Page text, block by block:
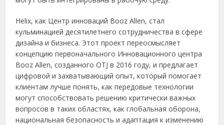
Helix, как Центр инноваций Booz Allen, стал
кульминацией десятилетнего сотрудничества в сфере
дизайна и бизнеса. Этот проект переосмысляет
концепцию первоначального Инновационного центра
Booz Allen, созданного OTJ в 2016 году, и предлагает
цифровой и захватывающий опыт, который помогает
клиентам лучше понять, как передовые технологии
могут способствовать решению критически важных
вопросов в таких областях, как глобальная оборона,
национальная безопасность и адаптация к изменению